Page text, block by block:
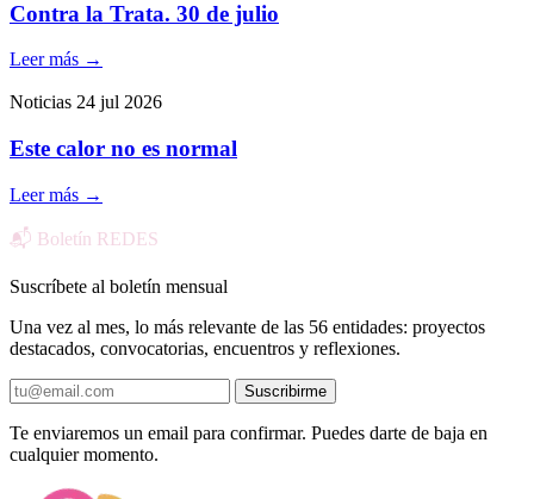
Contra la Trata. 30 de julio
Leer más →
Noticias 24 jul 2026
Este calor no es normal
Leer más →
📬 Boletín REDES
Suscríbete al boletín mensual
Una vez al mes, lo más relevante de las 56 entidades: proyectos
destacados, convocatorias, encuentros y reflexiones.
Suscribirme
Te enviaremos un email para confirmar. Puedes darte de baja en
cualquier momento.